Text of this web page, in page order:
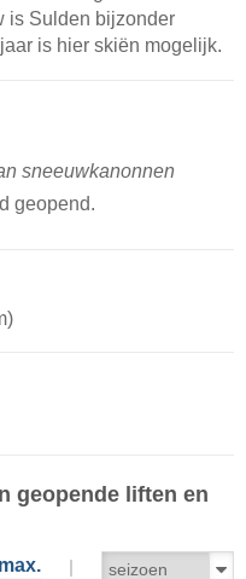
is Sulden bijzonder
is hier skiën mogelijk.
sneeuwkanonnen
geopend.
geopende liften en
max.